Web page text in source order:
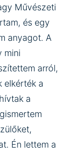
Művészeti
és egy
anyagot. A
mini
arról,
elkérték a
a
Én lettem a